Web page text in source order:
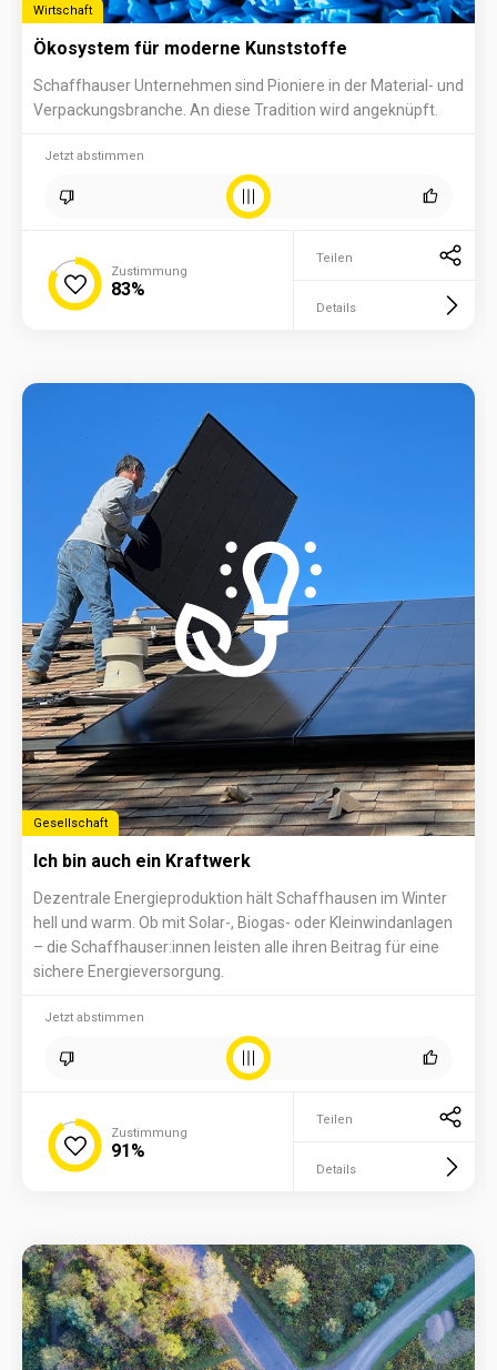
Wirtschaft
Ökosystem für moderne Kunststoffe
Schaffhauser Unternehmen sind Pioniere in der Material- und
Verpackungsbranche. An diese Tradition wird angeknüpft.
Jetzt abstimmen
Zustimmung
83%
Teilen
Details
Gesellschaft
Ich bin auch ein Kraftwerk
Dezentrale Energieproduktion hält Schaffhausen im Winter
hell und warm. Ob mit Solar-, Biogas- oder Kleinwindanlagen
– die Schaffhauser:innen leisten alle ihren Beitrag für eine
sichere Energieversorgung.
Jetzt abstimmen
Zustimmung
91%
Teilen
Details